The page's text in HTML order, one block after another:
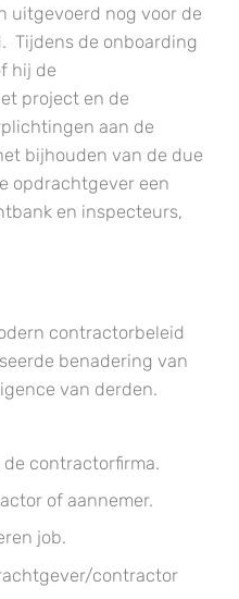
uitgevoerd nog voor de
Tijdens de onboarding
hij de
project en de
aan de
bijhouden van de due
opdrachtgever een
en inspecteurs,
contractorbeleid
benadering van
van derden.
contractorfirma.
of aannemer.
job.
contractor